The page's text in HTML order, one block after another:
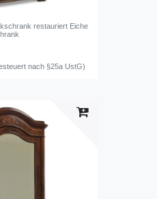
restauriert Eiche
nach §25a UstG)